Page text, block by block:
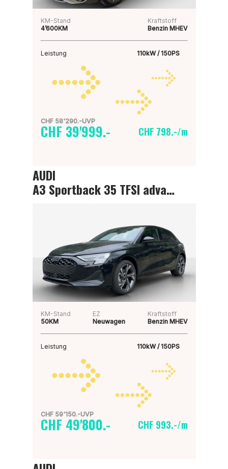
KM-Stand
4’600KM
Kraftstoff
Benzin MHEV
Leistung 110kW / 150PS
CHF 58'290.-UVP
CHF 39'999.- CHF 798.-/m
AUDI
A3 Sportback 35 TFSI advanced Attraction
KM-Stand
50KM
EZ
Neuwagen
Kraftstoff
Benzin MHEV
Leistung 110kW / 150PS
CHF 59'150.-UVP
CHF 49'800.- CHF 993.-/m